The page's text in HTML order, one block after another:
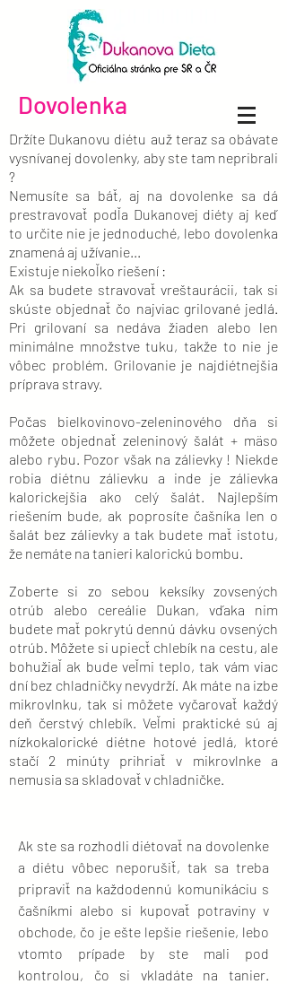
Dovolenka
Držíte Dukanovu diétu auž teraz sa obávate
vysnívanej dovolenky, aby ste tam nepribrali
?
Nemusíte sa báť, aj na dovolenke sa dá
prestravovať podľa Dukanovej diéty aj keď
to určite nie je jednoduché, lebo dovolenka
znamená aj užívanie...
Existuje niekoľko riešení :
Ak sa budete stravovať vreštaurácii, tak si
skúste objednať čo najviac grilované jedlá.
Pri grilovaní sa nedáva žiaden alebo len
minimálne množstve tuku, takže to nie je
vôbec problém. Grilovanie je najdiétnejšia
príprava stravy.
Počas bielkovinovo-zeleninového dňa si
môžete objednať zeleninový šalát + mäso
alebo rybu. Pozor však na zálievky ! Niekde
robia diétnu zálievku a inde je zálievka
kalorickejšia ako celý šalát. Najlepším
riešením bude, ak poprosíte čašníka len o
šalát bez zálievky a tak budete mať istotu,
že nemáte na tanieri kalorickú bombu.
Zoberte si zo sebou keksíky zovsených
otrúb alebo cereálie Dukan, vďaka nim
budete mať pokrytú dennú dávku ovsených
otrúb. Môžete si upiecť chlebík na cestu, ale
bohužiaľ ak bude veľmi teplo, tak vám viac
dní bez chladničky nevydrží. Ak máte na izbe
mikrovlnku, tak si môžete vyčarovať každý
deň čerstvý chlebík. Veľmi praktické sú aj
nízkokalorické diétne hotové jedlá, ktoré
stačí 2 minúty prihriať v mikrovlnke a
nemusia sa skladovať v chladničke.
Ak ste sa rozhodli diétovať na dovolenke
a diétu vôbec neporušiť, tak sa treba
pripraviť na každodennú komunikáciu s
čašníkmi alebo si kupovať potraviny v
obchode, čo je ešte lepšie riešenie, lebo
vtomto prípade by ste mali pod
kontrolou, čo si vkladáte na tanier.